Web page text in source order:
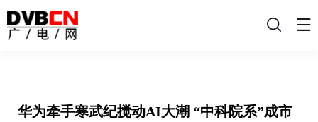
搜
华为牵手寒武纪搅动AI大潮 “中科院系”成市